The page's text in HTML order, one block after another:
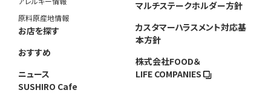
原料原産地情報
お店を探す
おすすめ
ニュース
SUSHIRO Cafe
マルチステークホルダー方針
カスタマーハラスメント対応基
本方針
株式会社FOOD＆
LIFE COMPANIES